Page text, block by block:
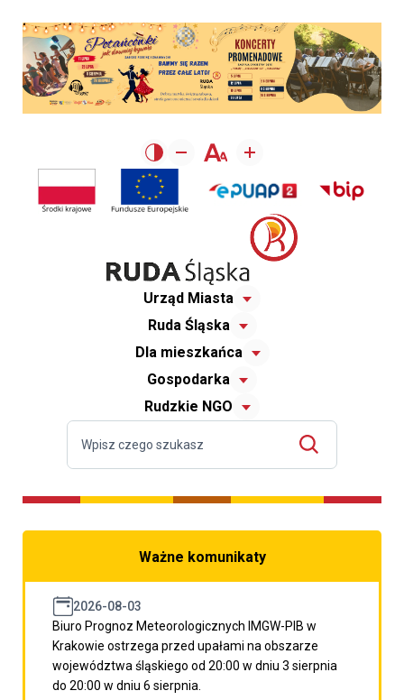
Urząd Miasta
Ruda Śląska
Dla mieszkańca
Gospodarka
Rudzkie NGO
Ważne komunikaty
2026-08-03
Biuro Prognoz Meteorologicznych IMGW-PIB w
Krakowie ostrzega przed upałami na obszarze
województwa śląskiego od 20:00 w dniu 3 sierpnia
do 20:00 w dniu 6 sierpnia.